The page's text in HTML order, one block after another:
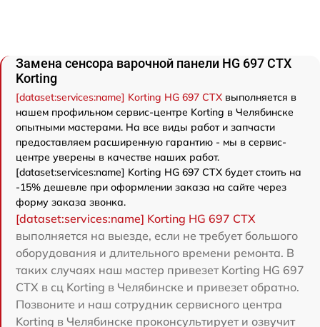
Замена сенсора варочной панели HG 697 CTX
Korting
[dataset:services:name] Korting HG 697 CTX выполняется в
нашем профильном сервис-центре Korting в Челябинске
опытными мастерами. На все виды работ и запчасти
предоставляем расширенную гарантию - мы в сервис-
центре уверены в качестве наших работ.
[dataset:services:name] Korting HG 697 CTX будет стоить на
-15% дешевле при оформлении заказа на сайте через
форму заказа звонка.
[dataset:services:name] Korting HG 697 CTX
выполняется на выезде, если не требует большого
оборудования и длительного времени ремонта. В
таких случаях наш мастер привезет Korting HG 697
CTX в сц Korting в Челябинске и привезет обратно.
Позвоните и наш сотрудник сервисного центра
Korting в Челябинске проконсультирует и озвучит